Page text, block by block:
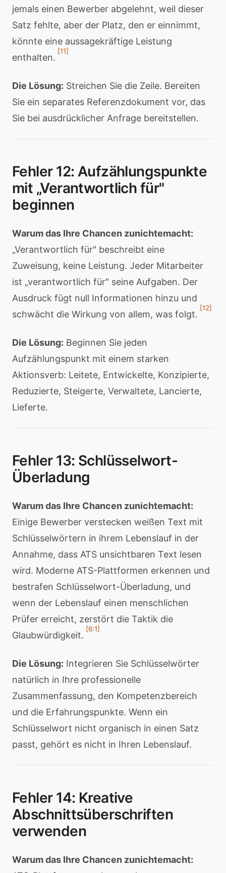
jemals einen Bewerber abgelehnt, weil dieser
Satz fehlte, aber der Platz, den er einnimmt,
könnte eine aussagekräftige Leistung
enthalten.
[11]
Die Lösung: Streichen Sie die Zeile. Bereiten
Sie ein separates Referenzdokument vor, das
Sie bei ausdrücklicher Anfrage bereitstellen.
Fehler 12: Aufzählungspunkte
mit „Verantwortlich für"
beginnen
Warum das Ihre Chancen zunichtemacht:
„Verantwortlich für" beschreibt eine
Zuweisung, keine Leistung. Jeder Mitarbeiter
ist „verantwortlich für" seine Aufgaben. Der
Ausdruck fügt null Informationen hinzu und
schwächt die Wirkung von allem, was folgt.
[12]
Die Lösung: Beginnen Sie jeden
Aufzählungspunkt mit einem starken
Aktionsverb: Leitete, Entwickelte, Konzipierte,
Reduzierte, Steigerte, Verwaltete, Lancierte,
Lieferte.
Fehler 13: Schlüsselwort-
Überladung
Warum das Ihre Chancen zunichtemacht:
Einige Bewerber verstecken weißen Text mit
Schlüsselwörtern in ihrem Lebenslauf in der
Annahme, dass ATS unsichtbaren Text lesen
wird. Moderne ATS-Plattformen erkennen und
bestrafen Schlüsselwort-Überladung, und
wenn der Lebenslauf einen menschlichen
Prüfer erreicht, zerstört die Taktik die
Glaubwürdigkeit.
[6:1]
Die Lösung: Integrieren Sie Schlüsselwörter
natürlich in Ihre professionelle
Zusammenfassung, den Kompetenzbereich
und die Erfahrungspunkte. Wenn ein
Schlüsselwort nicht organisch in einen Satz
passt, gehört es nicht in Ihren Lebenslauf.
Fehler 14: Kreative
Abschnittsüberschriften
verwenden
Warum das Ihre Chancen zunichtemacht: